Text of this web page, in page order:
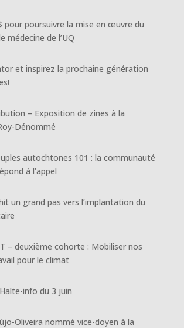
pour poursuivre la mise en œuvre du
médecine de l’UQ
et inspirez la prochaine génération
– Exposition de zines à la
Dénommé
autochtones 101 : la communauté
à l’appel
un grand pas vers l’implantation du
– deuxième cohorte : Mobiliser nos
pour le climat
info du 3 juin
Oliveira nommé vice-doyen à la